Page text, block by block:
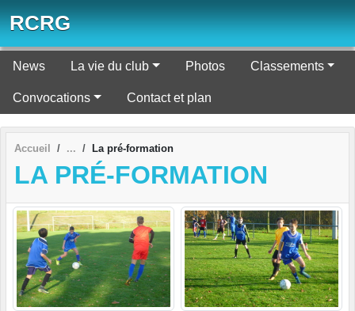
RCRG
News La vie du club Photos Classements
Convocations Contact et plan
Accueil La pré-formation
LA PRÉ-FORMATION